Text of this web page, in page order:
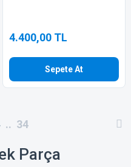
4.400,00 TL
Sepete At
.. 34
Parça